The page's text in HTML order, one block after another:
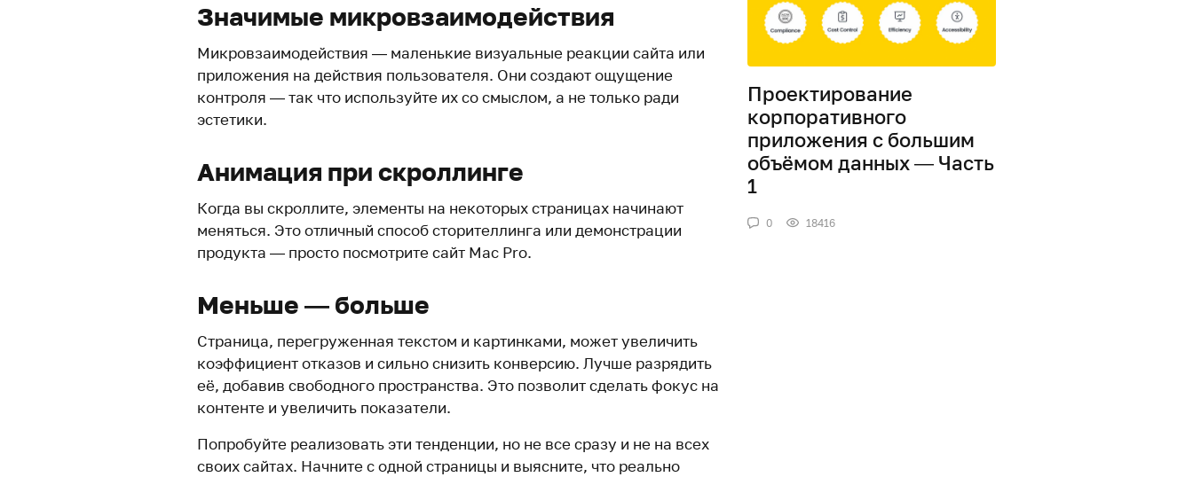
Значимые микровзаимодействия
Микровзаимодействия — маленькие визуальные реакции сайта или
приложения на действия пользователя. Они создают ощущение
контроля — так что используйте их со смыслом, а не только ради
эстетики.
Анимация при скроллинге
Когда вы скроллите, элементы на некоторых страницах начинают
меняться. Это отличный способ сторителлинга или демонстрации
продукта — просто посмотрите сайт Mac Pro.
Меньше — больше
Страница, перегруженная текстом и картинками, может увеличить
коэффициент отказов и сильно снизить конверсию. Лучше разрядить
её, добавив свободного пространства. Это позволит сделать фокус на
контенте и увеличить показатели.
Попробуйте реализовать эти тенденции, но не все сразу и не на всех
своих сайтах. Начните с одной страницы и выясните, что реально
Проектирование
корпоративного
приложения с большим
объёмом данных — Часть
1
0 18416